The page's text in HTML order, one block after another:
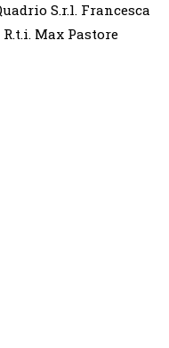
S.r.l. Francesca
Max Pastore